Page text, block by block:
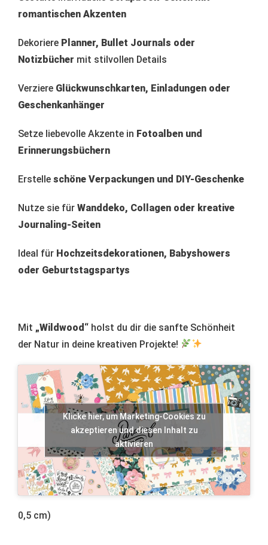
romantischen Akzenten
Dekoriere Planner, Bullet Journals oder
Notizbücher mit stilvollen Details
Verziere Glückwunschkarten, Einladungen oder
Geschenkanhänger
Setze liebevolle Akzente in Fotoalben und
Erinnerungsbüchern
Erstelle schöne Verpackungen und DIY-Geschenke
Nutze sie für Wanddeko, Collagen oder kreative
Journaling-Seiten
Ideal für Hochzeitsdekorationen, Babyshowers
oder Geburtstagspartys
Mit „Wildwood“ holst du dir die sanfte Schönheit
der Natur in deine kreativen Projekte!
Klicke hier, um Marketing-Cookies zu
akzeptieren und diesen Inhalt zu
aktivieren
0,5 cm)